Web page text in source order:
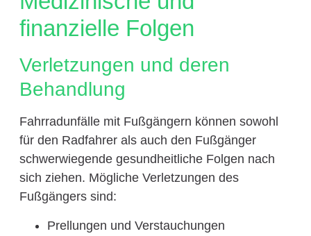
finanzielle Folgen
Verletzungen und deren
Behandlung
Fahrradunfälle mit Fußgängern können sowohl
für den Radfahrer als auch den Fußgänger
schwerwiegende gesundheitliche Folgen nach
sich ziehen. Mögliche Verletzungen des
Fußgängers sind:
Prellungen und Verstauchungen